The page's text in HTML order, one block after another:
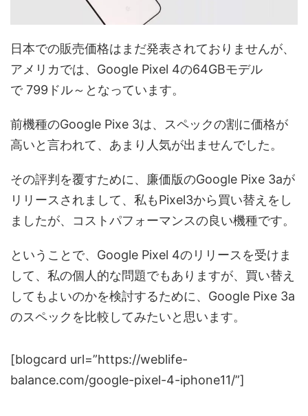
日本での販売価格はまだ発表されておりませんが、
アメリカでは、Google Pixel 4の64GBモデル
で 799ドル～となっています。
前機種のGoogle Pixe 3は、スペックの割に価格が
高いと言われて、あまり人気が出ませんでした。
その評判を覆すために、廉価版のGoogle Pixe 3aが
リリースされまして、私もPixel3から買い替えをし
ましたが、コストパフォーマンスの良い機種です。
ということで、Google Pixel 4のリリースを受けま
して、私の個人的な問題でもありますが、買い替え
してもよいのかを検討するために、Google Pixe 3a
のスペックを比較してみたいと思います。
[blogcard url=”https://weblife-
balance.com/google-pixel-4-iphone11/”]